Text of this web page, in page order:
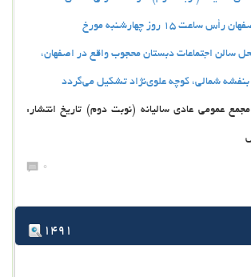
فرهنگیان ناحیه ۵ اصفهان رأس ساعت ۱۵ روز چهارشنبه مورخ
24در محل سالن اجتماعات دبستان محجوب واقع در اصفهان،
بنفشه شمالی، کوچه علوی‌نژاد تشکیل می‌گردد
عادی سالیانه (نوبت دوم) تاریخ انتشار:
0
1491